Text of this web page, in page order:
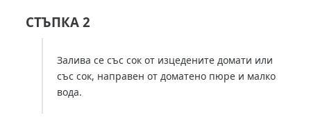
СТЪПКА 2
Залива се със сок от изцедените домати или
със сок, направен от доматено пюре и малко
вода.